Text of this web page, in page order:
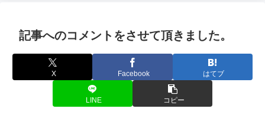
記事へのコメントをさせて頂きました。
X Facebook はてブ
LINE コピー